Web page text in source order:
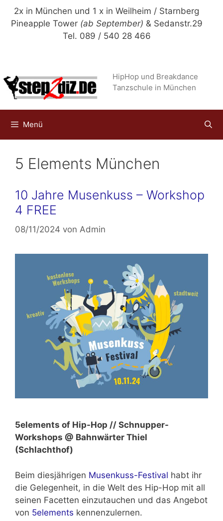
Zum
Inhalt
2x in München und 1 x in Weilheim / Starnberg
Pineapple Tower (ab September) & Sedanstr.29
Tel. 089 / 540 28 466
HipHop und Breakdance
Tanzschule in München
Menü
5 Elements München
10 Jahre Musenkuss – Workshop
4 FREE
08/11/2024 von Admin
5elements of Hip-Hop // Schnupper-
Workshops @ Bahnwärter Thiel
(Schlachthof)
Beim diesjährigen Musenkuss-Festival habt ihr
die Gelegenheit, in die Welt des Hip-Hop mit all
seinen Facetten einzutauchen und das Angebot
von 5elements kennenzulernen.